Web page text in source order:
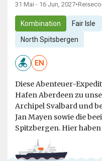
31 Mai - 16 Jun, 2027•
Kombination Fair Isle
North Spitsbergen
EN
Diese Abenteuer-
Hafen Aberdeen zu
Archipel Svalbard und
Jan Mayen sowie die
Spitzbergen. Hier haben